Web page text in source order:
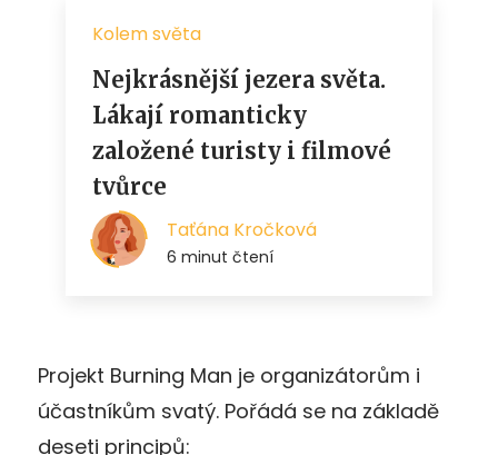
Projekt Burning Man je organizátorům i
účastníkům svatý. Pořádá se na základě
deseti principů: